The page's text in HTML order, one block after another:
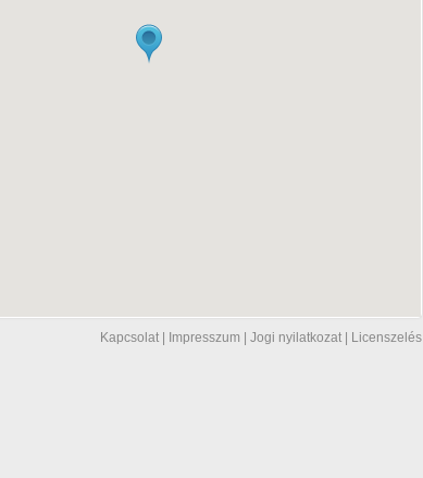
Kapcsolat Impresszum Jogi nyilatkozat Licenszelés